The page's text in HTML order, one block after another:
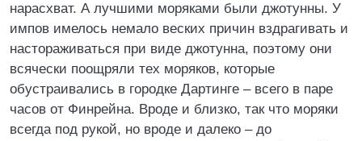
нарасхват. А лучшими моряками были джотунны. У
импов имелось немало веских причин вздрагивать и
настораживаться при виде джотунна, поэтому они
всячески поощряли тех моряков, которые
обустраивались в городке Дартинге – всего в паре
часов от Финрейна. Вроде и близко, так что моряки
всегда под рукой, но вроде и далеко – до